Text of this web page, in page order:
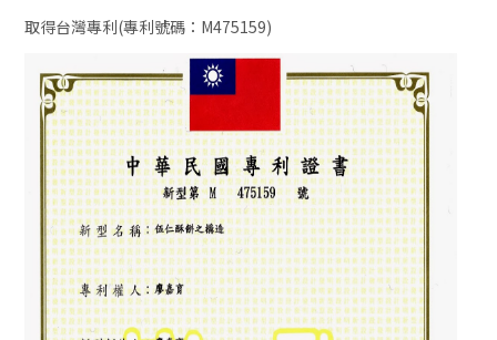
取得台灣專利(專利號碼：M475159)